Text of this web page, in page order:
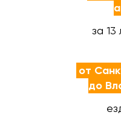
за
от
до